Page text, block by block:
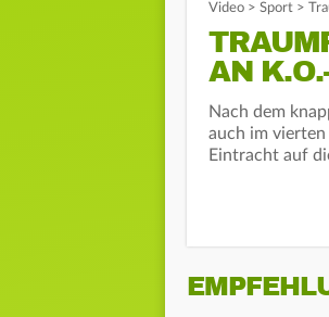
Video > Sport >
N K.O.-
Nach dem
auch im vierten
Eintracht auf